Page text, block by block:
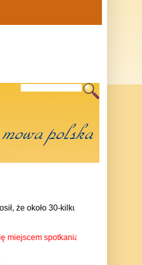
około 30-kilku posłów
spotkania Polonii z